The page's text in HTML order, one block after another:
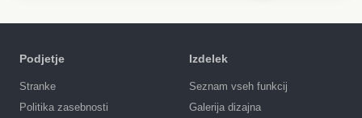
Podjetje
Stranke
Politika zasebnosti
Izdelek
Seznam vseh funkcij
Galerija dizajna